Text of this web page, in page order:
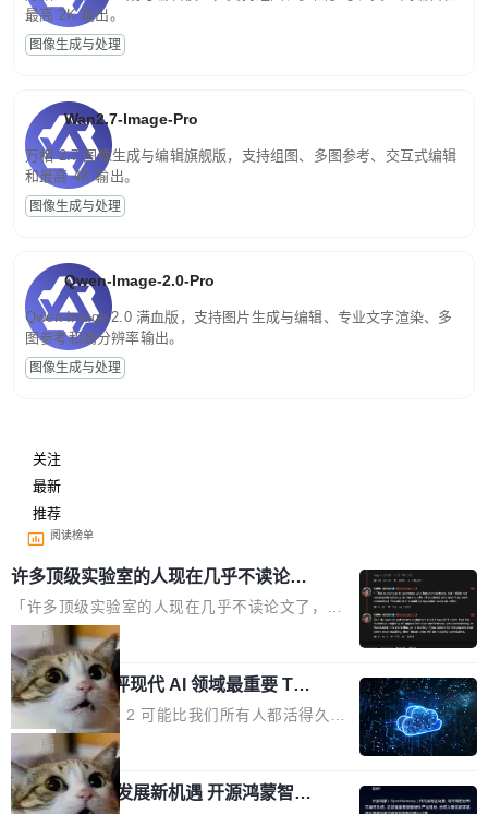
最高 2K 输出。
图像生成与处理
Wan2.7-Image-Pro
万相 2.7 图像生成与编辑旗舰版，支持组图、多图参考、交互式编辑
和最高 4K 输出。
图像生成与处理
Qwen-Image-2.0-Pro
Qwen-Image-2.0 满血版，支持图片生成与编辑、专业文字渲染、多
图参考和高分辨率输出。
图像生成与处理
关注
最新
推荐
阅读榜单
许多顶级实验室的人现在几乎不读论文
了
「许多顶级实验室的人现在几乎不读论文了，而
且他们认为 ICLR/ICML/NeurIPS 充斥着大量过
度宣传和欺诈。」 OpenAI 研究员 Keller Jorda
n 这条推文引发了广泛讨论。他不是在说风凉
话，他是说出了一个圈内人尽皆知但很少公开捅
破的事实。 Jordan 随后补充了一句软化声明：
「我不认为这些会议上大部分论文都在过度宣传
或造假。问题是，作为读者，如果你筛选出那些
局
xAI 前工程师评现代 AI 领域最重要 Top
3 开源项目
Flash Attention 2 可能比我们所有人都活得久。
这句话不是来自某个技术博客，而是出自 Hieu
Pham 的一条推文。Hieu Pham 是谁？他是 xAI
的早期工程师之一，在 Grok 训练基础设施团队
局
共商智能硬件发展新机遇 开源鸿蒙智能